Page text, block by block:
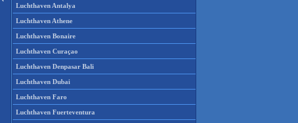
Luchthaven Antalya
Luchthaven Athene
Luchthaven Bonaire
Luchthaven Curaçao
Luchthaven Denpasar Bali
Luchthaven Dubai
Luchthaven Faro
Luchthaven Fuerteventura